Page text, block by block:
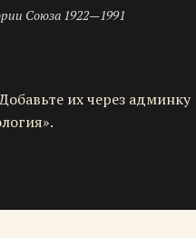
Союза 1922—1991
их через админку